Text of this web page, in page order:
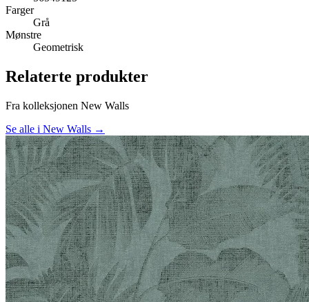
Farger
Grå
Mønstre
Geometrisk
Relaterte produkter
Fra kolleksjonen New Walls
Se alle i New Walls →